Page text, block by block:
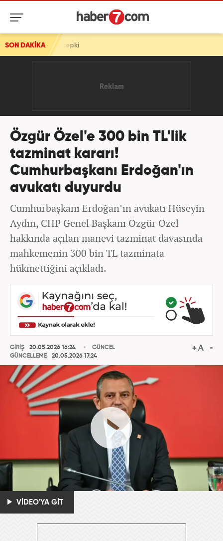
SON DAKİKA
tepki
Özgür Özel'e 300 bin TL'lik
tazminat kararı!
Cumhurbaşkanı Erdoğan'ın
avukatı duyurdu
Cumhurbaşkanı Erdoğan’ın avukatı Hüseyin
Aydın, CHP Genel Başkanı Özgür Özel
hakkında açılan manevi tazminat davasında
mahkemenin 300 bin TL tazminata
hükmettiğini açıkladı.
GİRİŞ
20.05.2026 16:24
GÜNCELLEME
20.05.2026 17:24
GÜNCEL
VİDEO'YA GİT